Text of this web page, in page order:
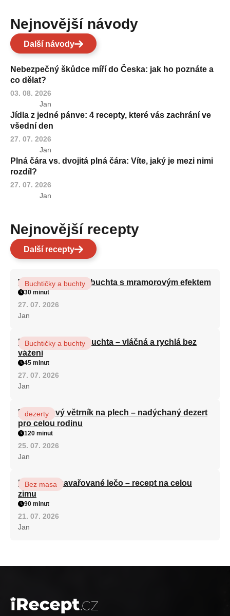
Nejnovější návody
Další návody
Nebezpečný škůdce míří do Česka: jak ho poznáte a
co dělat?
03. 08. 2026
Jan
Jídla z jedné pánve: 4 recepty, které vás zachrání ve
všední den
27. 07. 2026
Jan
Plná čára vs. dvojitá plná čára: Víte, jaký je mezi nimi
rozdíl?
27. 07. 2026
Jan
Nejnovější recepty
Další recepty
Vláčná olejová litá buchta s mramorovým efektem
Buchtičky a buchty
30 minut
27. 07. 2026
Jan
Hrnková maková buchta – vláčná a rychlá bez
vážení
Buchtičky a buchty
45 minut
27. 07. 2026
Jan
Karamelový větrník na plech – nadýchaný dezert
pro celou rodinu
dezerty
120 minut
25. 07. 2026
Jan
Babiččino zavařované lečo – recept na celou
zimu
Bez masa
90 minut
21. 07. 2026
Jan